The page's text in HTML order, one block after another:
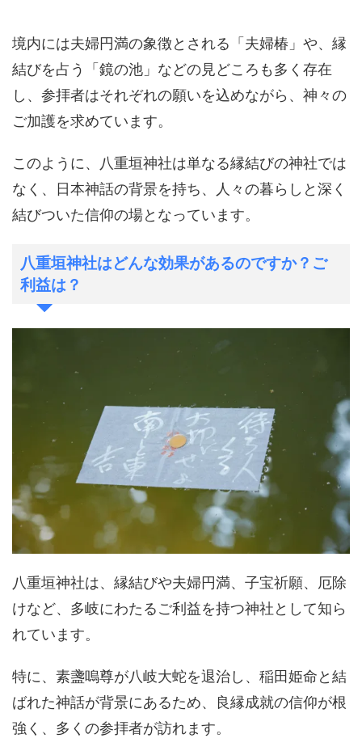
境内には夫婦円満の象徴とされる「夫婦椿」や、縁
結びを占う「鏡の池」などの見どころも多く存在
し、参拝者はそれぞれの願いを込めながら、神々の
ご加護を求めています。
このように、八重垣神社は単なる縁結びの神社では
なく、日本神話の背景を持ち、人々の暮らしと深く
結びついた信仰の場となっています。
八重垣神社はどんな効果があるのですか？ご
利益は？
八重垣神社は、縁結びや夫婦円満、子宝祈願、厄除
けなど、多岐にわたるご利益を持つ神社として知ら
れています。
特に、素盞嗚尊が八岐大蛇を退治し、稲田姫命と結
ばれた神話が背景にあるため、良縁成就の信仰が根
強く、多くの参拝者が訪れます。